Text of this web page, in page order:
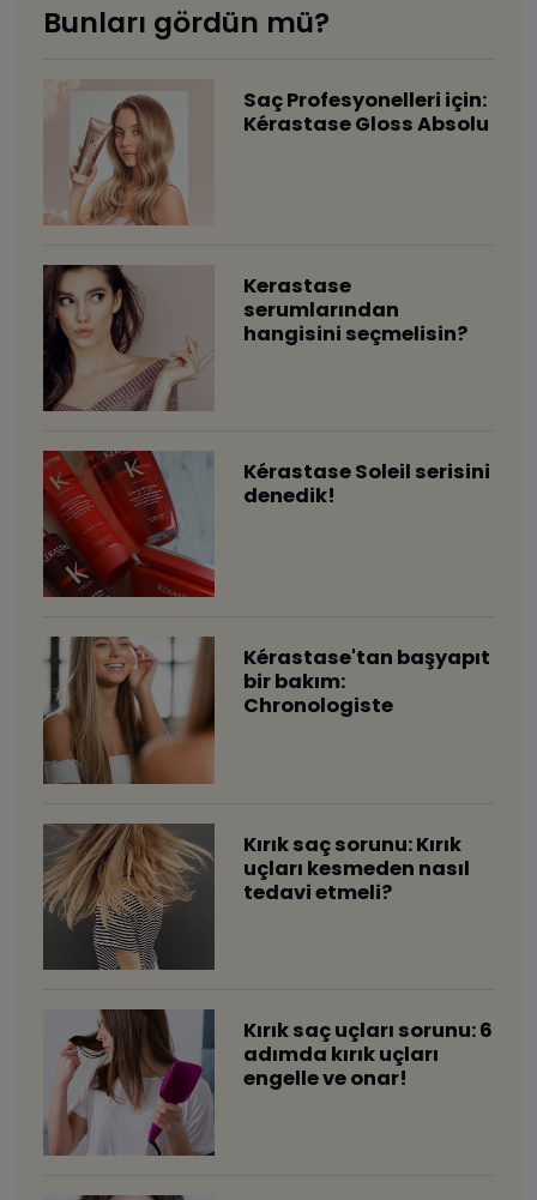
Bunları gördün mü?
Saç Profesyonelleri için:
Kérastase Gloss Absolu
Kerastase
serumlarından
hangisini seçmelisin?
Kérastase Soleil serisini
denedik!
​Kérastase'tan başyapıt
bir bakım:
Chronologiste
​Kırık saç sorunu: Kırık
uçları kesmeden nasıl
tedavi etmeli?
Kırık saç uçları sorunu: 6
adımda kırık uçları
engelle ve onar!